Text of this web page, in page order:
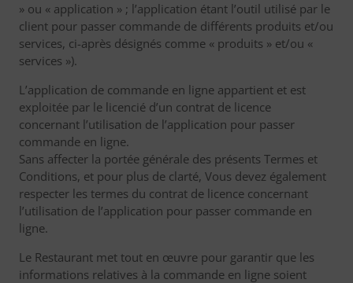
» ou « application » ; l’application étant l’outil utilisé par le
client pour passer commande de différents produits et/ou
services, ci-après désignés comme « produits » et/ou «
services »).
L’application de commande en ligne appartient et est
exploitée par le licencié d’un contrat de licence
concernant l’utilisation de l’application pour passer
commande en ligne.
Sans affecter la portée générale des présents Termes et
Conditions, et pour plus de clarté, Vous devez également
respecter les termes du contrat de licence concernant
l’utilisation de l’application pour passer commande en
ligne.
Le Restaurant met tout en œuvre pour garantir que les
informations relatives à la commande en ligne soient